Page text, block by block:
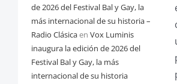
de 2026 del Festival Bal y Gay, la
más internacional de su historia –
Radio Clásicaen Vox Luminis
inaugura la edición de 2026 del
Festival Bal y Gay, la más
internacional de su historia